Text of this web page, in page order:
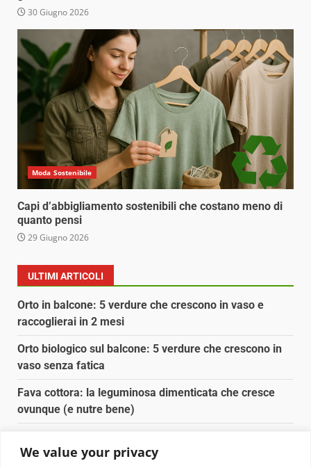
We value your privacy
30 Giugno 2026
Moda Sostenibile
Capi d’abbigliamento sostenibili che costano meno di
quanto pensi
29 Giugno 2026
ULTIMI ARTICOLI
Orto in balcone: 5 verdure che crescono in vaso e
raccoglierai in 2 mesi
Orto biologico sul balcone: 5 verdure che crescono in
vaso senza fatica
Fava cottora: la leguminosa dimenticata che cresce
ovunque (e nutre bene)
settembre 2026